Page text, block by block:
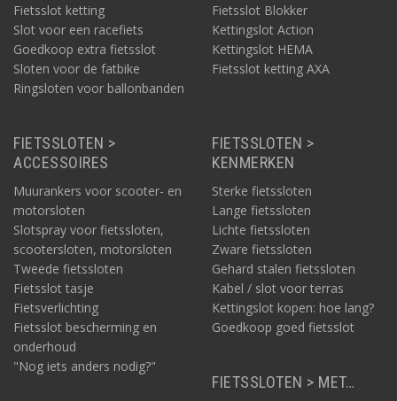
Fietsslot ketting
Slot voor een racefiets
Goedkoop extra fietsslot
Sloten voor de fatbike
Ringsloten voor ballonbanden
Fietsslot Blokker
Kettingslot Action
Kettingslot HEMA
Fietsslot ketting AXA
FIETSSLOTEN >
ACCESSOIRES
Muurankers voor scooter- en
motorsloten
Slotspray voor fietssloten,
scootersloten, motorsloten
Tweede fietssloten
Fietsslot tasje
Fietsverlichting
Fietsslot bescherming en
onderhoud
"Nog iets anders nodig?"
FIETSSLOTEN >
KENMERKEN
Sterke fietssloten
Lange fietssloten
Lichte fietssloten
Zware fietssloten
Gehard stalen fietssloten
Kabel / slot voor terras
Kettingslot kopen: hoe lang?
Goedkoop goed fietsslot
FIETSSLOTEN > MET…